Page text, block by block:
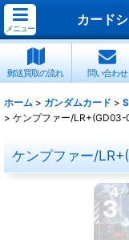
メニュー
カード
郵送買取の流れ 問い合わせ
ホーム > ガンダムカード >
> ケンプファー/LR+(GD03-
ケンプファー/